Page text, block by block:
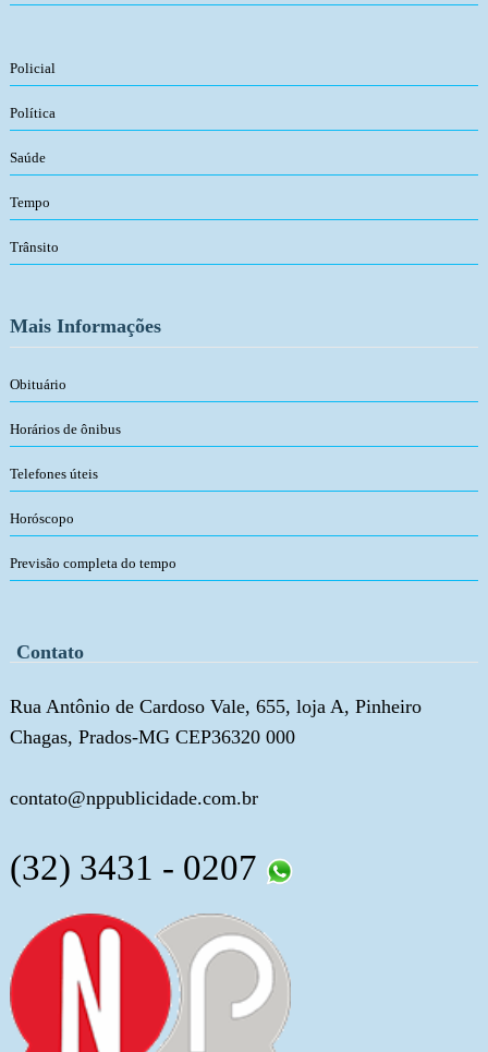
Policial
Política
Saúde
Tempo
Trânsito
Mais Informações
Obituário
Horários de ônibus
Telefones úteis
Horóscopo
Previsão completa do tempo
Contato
Rua Antônio de Cardoso Vale, 655, loja A, Pinheiro
Chagas, Prados-MG CEP36320 000
contato@nppublicidade.com.br
(32) 3431 - 0207